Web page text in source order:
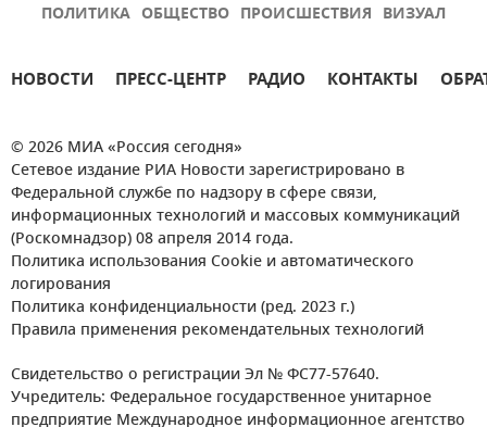
ПОЛИТИКА ОБЩЕСТВО ПРОИСШЕСТВИЯ ВИЗУАЛ
НОВОСТИ ПРЕСС-ЦЕНТР РАДИО КОНТАКТЫ
© 2026 МИА «Россия сегодня»
Сетевое издание РИА Новости зарегистрировано в
Федеральной службе по надзору в сфере связи,
информационных технологий и массовых коммуникаций
(Роскомнадзор) 08 апреля 2014 года.
Политика использования Cookie и автоматического
логирования
Политика конфиденциальности (ред. 2023 г.)
Правила применения рекомендательных технологий
Свидетельство о регистрации Эл № ФС77-57640.
Учредитель: Федеральное государственное унитарное
предприятие Международное информационное агентство